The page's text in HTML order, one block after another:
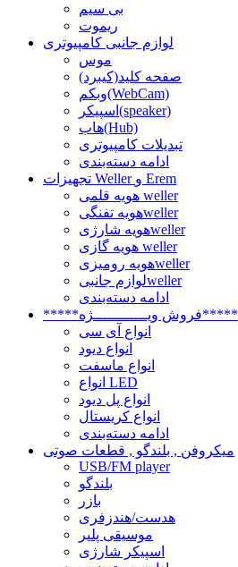
بی سیم
ریموت
لوازم جانبی کامپیوتری
موس
صفحه کلید(کیبرد)
وبکم(WebCam)
اسپیکر(speaker)
هاب(Hub)
تبدیلات کامپیوتری
ادامه دسته‌بندی
تجهیزات Weller و Erem
هویه قلمی weller
هویه تفنگیweller
هویه شارژیweller
هویه گازی weller
هویه رومیزیweller
لوازم جانبیweller
ادامه دسته‌بندی
*****فروش ویــــــــــــژه*****
انواع آی سی
انواع دیود
انواع ماسفت
انواع LED
انواع پل دیود
انواع کریستال
ادامه دسته‌بندی
میکروفن , بلندگو , قطعات صوتی
USB/FM player
بلندگو
بازر
هدست/هندزفری
موسیقی پلیر
اسپیکر شارژی